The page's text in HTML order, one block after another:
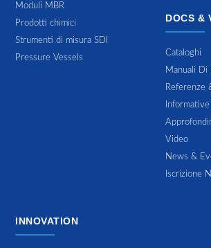
Moduli MBR
Prodotti chimici
Strumenti di misura SDI
Pressure Vessels
DOCS &
Cataloghi
Manuali Di
Referenze
Video
News &
Iscrizione
INNOVATION